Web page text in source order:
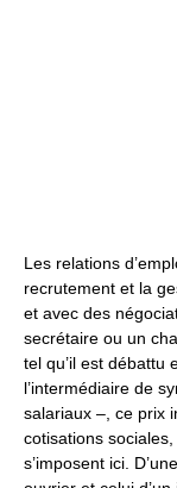
Les relations
recrutement et la
et avec des
secrétaire ou un
tel qu’il est débattu
l’intermédiaire de
salariaux –, ce prix
cotisations
s’imposent ici.